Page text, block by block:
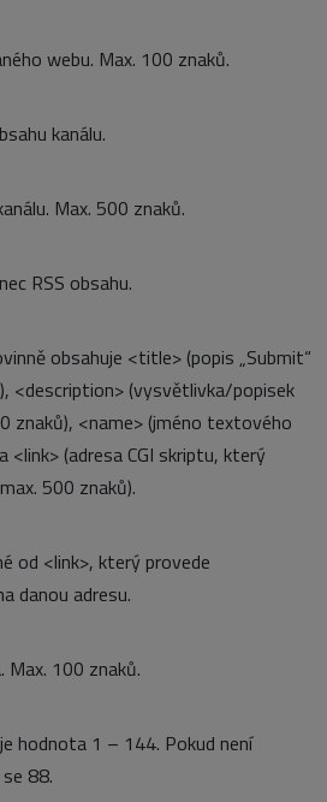
webu. Max. 100 znaků.
kanálu.
Max. 500 znaků.
RSS obsahu.
obsahuje <title> (popis „Submit“
<description> (vysvětlivka/popisek
znaků), <name> (jméno textového
<link> (adresa CGI skriptu, který
500 znaků).
od <link>, který provede
danou adresu.
100 znaků.
hodnota 1 – 144. Pokud není
88.